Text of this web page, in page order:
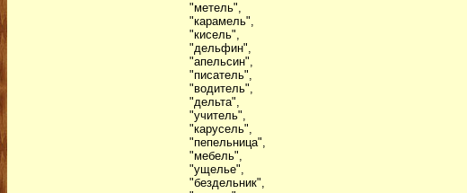
"метель",
"карамель",
"кисель",
"дельфин",
"апельсин",
"писатель",
"водитель",
"дельта",
"учитель",
"карусель",
"пепельница",
"мебель",
"ущелье",
"бездельник",